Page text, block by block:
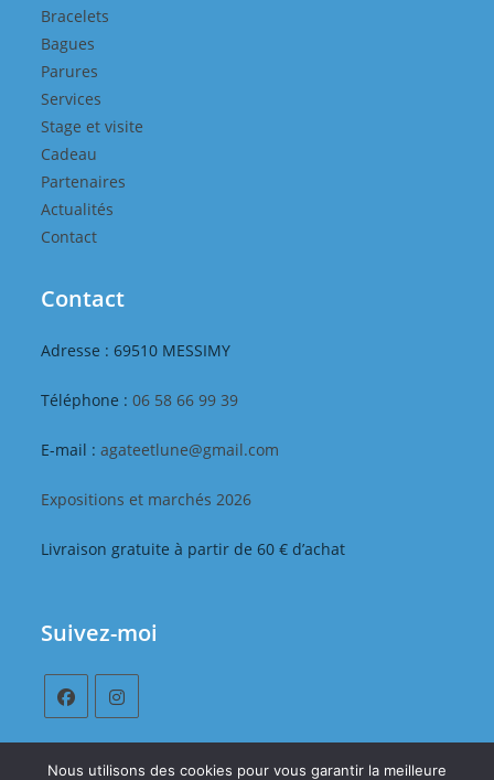
Bracelets
Bagues
Parures
Services
Stage et visite
Cadeau
Partenaires
Actualités
Contact
Contact
Adresse : 69510 MESSIMY
Téléphone :06 58 66 99 39
E-mail :agateetlune@gmail.com
Expositions et marchés 2026
Livraison gratuite à partir de 60 € d’achat
Suivez-moi
Nous utilisons des cookies pour vous garantir la meilleure